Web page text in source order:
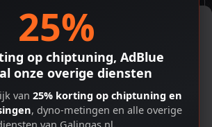
Cookiebeleid
te bieden, gebruiken we technologieën zoals
op te slaan en/of te openen. Door
voor deze technologieën kunnen we gegevens
of unieke ID's op deze site. Als je geen
nadelig beïnvloeden.
25%
op chiptuning, AdBlue
onze overige diensten
van 25% korting op chiptuning en
, dyno-metingen en alle overige
van Galingas.nl.